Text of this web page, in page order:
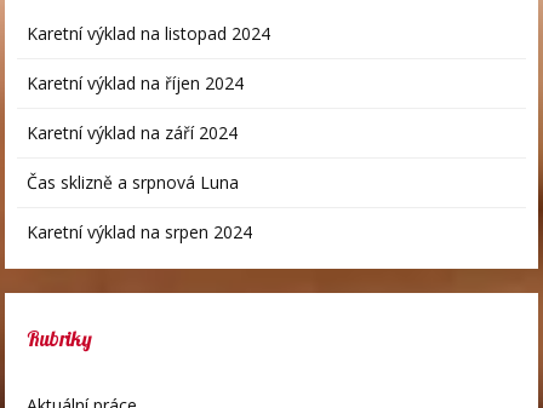
Karetní výklad na listopad 2024
Karetní výklad na říjen 2024
Karetní výklad na září 2024
Čas sklizně a srpnová Luna
Karetní výklad na srpen 2024
Rubriky